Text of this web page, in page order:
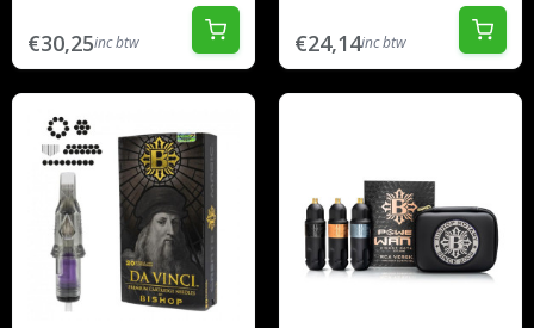
€30,25inc btw €24,14inc btw